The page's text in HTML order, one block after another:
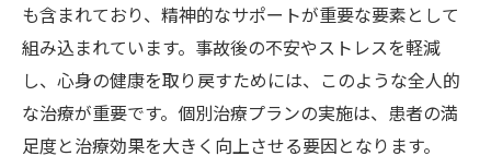
も含まれており、精神的なサポートが重要な要素として
組み込まれています。事故後の不安やストレスを軽減
し、心身の健康を取り戻すためには、このような全人的
な治療が重要です。個別治療プランの実施は、患者の満
足度と治療効果を大きく向上させる要因となります。